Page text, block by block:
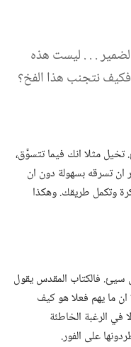
.‏ .‏ .‏ ليست هذه
نتجنب هذا الفخ؟‏
مثلا انك فيما تتسوَّق،‏
تسرقه بسهولة دون ان
وتكمل طريقك.‏ وهكذا
فالكتاب المقدس يقول
ان ما يهم فعلا هو كيف
الرغبة الخاطئة
على الفور.‏